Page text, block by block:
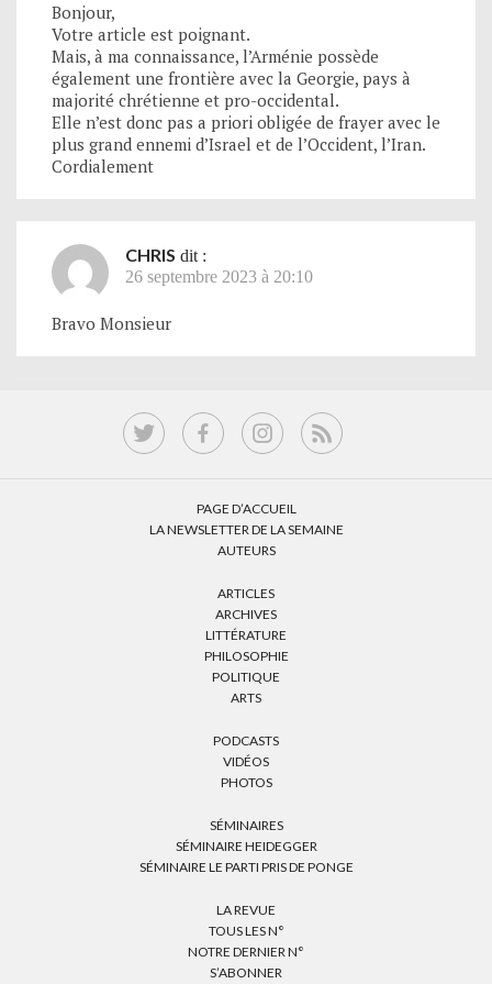
Bonjour,
Votre article est poignant.
Mais, à ma connaissance, l’Arménie possède
également une frontière avec la Georgie, pays à
majorité chrétienne et pro-occidental.
Elle n’est donc pas a priori obligée de frayer avec le
plus grand ennemi d’Israel et de l’Occident, l’Iran.
Cordialement
CHRIS dit :
26 septembre 2023 à 20:10
Bravo Monsieur
PAGE D’ACCUEIL
LA NEWSLETTER DE LA SEMAINE
AUTEURS
ARTICLES
ARCHIVES
LITTÉRATURE
PHILOSOPHIE
POLITIQUE
ARTS
PODCASTS
VIDÉOS
PHOTOS
SÉMINAIRES
SÉMINAIRE HEIDEGGER
SÉMINAIRE LE PARTI PRIS DE PONGE
LA REVUE
TOUS LES N°
NOTRE DERNIER N°
S’ABONNER